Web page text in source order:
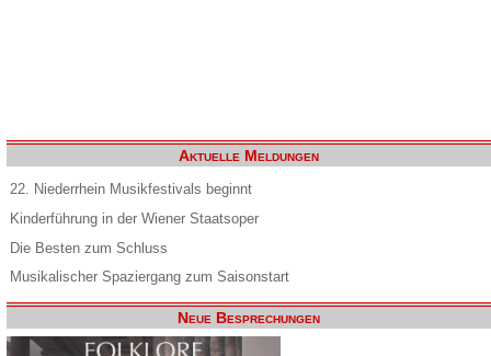
Aktuelle Meldungen
22. Niederrhein Musikfestivals beginnt
Kinderführung in der Wiener Staatsoper
Die Besten zum Schluss
Musikalischer Spaziergang zum Saisonstart
Neue Besprechungen